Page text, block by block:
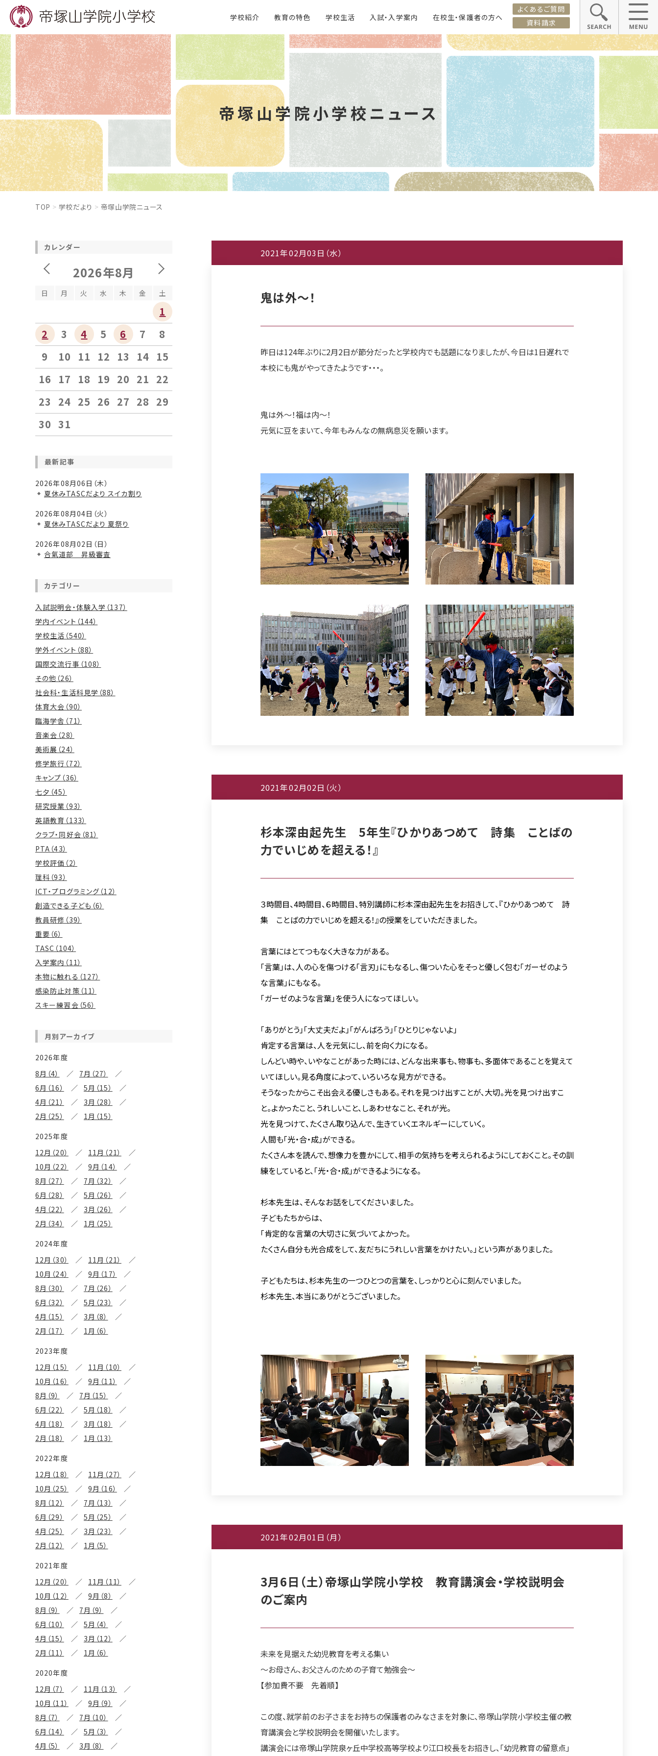
学校紹介 教育の特色 学校生活 入試・入学案内 在校生・保護者の方へ
よくあるご質問
資料請求
帝塚山学院小学校ニュース
TOP 学校だより 帝塚山学院ニュース
2021年02月03日（水）
鬼は外〜！
昨日は124年ぶりに2月2日が節分だったと学校内でも話題になりましたが、今日は1日遅れで
本校にも鬼がやってきたようです・・・。
鬼は外〜！福は内〜！
元気に豆をまいて、今年もみんなの無病息災を願います。
2021年02月02日（火）
杉本深由起先生 5年生『ひかりあつめて 詩集 ことばの
力でいじめを超える！』
３時間目、4時間目、６時間目、特別講師に杉本深由起先生をお招きして、『ひかりあつめて 詩
集 ことばの力でいじめを超える！』の授業をしていただきました。
言葉にはとてつもなく大きな力がある。
「言葉」は、人の心を傷つける「言刃」にもなるし、傷ついた心をそっと優しく包む「ガーゼのよう
な言葉」にもなる。
「ガーゼのような言葉」を使う人になってほしい。
「ありがとう」「大丈夫だよ」「がんばろう」「ひとりじゃないよ」
肯定する言葉は、人を元気にし、前を向く力になる。
しんどい時や、いやなことがあった時には、どんな出来事も、物事も、多面体であることを覚えて
いてほしい。見る角度によって、いろいろな見方ができる。
そうなったからこそ出会える優しさもある。それを見つけ出すことが、大切。光を見つけ出すこ
と。よかったこと、うれしいこと、しあわせなこと、それが光。
光を見つけて、たくさん取り込んで、生きていくエネルギーにしていく。
人間も「光・合・成」ができる。
たくさん本を読んで、想像力を豊かにして、相手の気持ちを考えられるようにしておくこと。その訓
練をしていると、「光・合・成」ができるようになる。
杉本先生は、そんなお話をしてくださいました。
子どもたちからは、
「肯定的な言葉の大切さに気づいてよかった。
たくさん自分も光合成をして、友だちにうれしい言葉をかけたい。」という声がありました。
子どもたちは、杉本先生の一つひとつの言葉を、しっかりと心に刻んでいました。
杉本先生、本当にありがとうございました。
2021年02月01日（月）
3月6日（土）帝塚山学院小学校 教育講演会・学校説明会
のご案内
未来を見据えた幼児教育を考える集い
〜お母さん、お父さんのための子育て勉強会〜
【参加費不要 先着順】
この度、就学前のお子さまをお持ちの保護者のみなさまを対象に、帝塚山学院小学校主催の教
育講演会と学校説明会を開催いたします。
講演会には帝塚山学院泉ヶ丘中学校高等学校より江口校長をお招きし、「幼児教育の留意点」
カレンダー
2026年8月
日 月 火 水 木 金 土
1
2
3 4 5 6 7
8
9
10 11 12 13 14 15
16
17 18 19 20 21 22
23
24 25 26 27 28 29
30 31
最新記事
2026年08月06日（木）
夏休みTASCだより スイカ割り
2026年08月04日（火）
夏休みTASCだより 夏祭り
2026年08月02日（日）
合氣道部 昇級審査
カテゴリー
入試説明会・体験入学（137）
学内イベント（144）
学校生活（540）
学外イベント（88）
国際交流行事（108）
その他（26）
社会科・生活科見学（88）
体育大会（90）
臨海学舎（71）
音楽会（28）
美術展（24）
修学旅行（72）
キャンプ（36）
七夕（45）
研究授業（93）
英語教育（133）
クラブ・同好会（81）
PTA（43）
学校評価（2）
理科（93）
ICT・プログラミング（12）
創造できる子ども（6）
教員研修（39）
重要（6）
TASC（104）
入学案内（11）
本物に触れる（127）
感染防止対策（11）
スキー練習会（56）
月別アーカイブ
2026年度
8月（4）
7月（27）
6月（16）
5月（15）
4月（21）
3月（28）
2月（25）
1月（15）
2025年度
12月（20）
11月（21）
10月（22）
9月（14）
8月（27）
7月（32）
6月（28）
5月（26）
4月（22）
3月（26）
2月（34）
1月（25）
2024年度
12月（30）
11月（21）
10月（24）
9月（17）
8月（30）
7月（26）
6月（32）
5月（23）
4月（15）
3月（8）
2月（17）
1月（6）
2023年度
12月（15）
11月（10）
10月（16）
9月（11）
8月（9）
7月（15）
6月（22）
5月（18）
4月（18）
3月（18）
2月（18）
1月（13）
2022年度
12月（18）
11月（27）
10月（25）
9月（16）
8月（12）
7月（13）
6月（29）
5月（25）
4月（25）
3月（23）
2月（12）
1月（5）
2021年度
12月（20）
11月（11）
10月（12）
9月（8）
8月（9）
7月（9）
6月（10）
5月（4）
4月（15）
3月（12）
2月（11）
1月（6）
2020年度
12月（7）
11月（13）
10月（11）
9月（9）
8月（7）
7月（10）
6月（14）
5月（3）
4月（5）
3月（8）